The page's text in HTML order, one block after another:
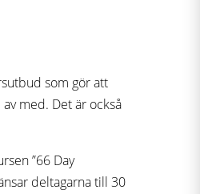
som gör att
med. Det är också
”66 Day
deltagarna till 30